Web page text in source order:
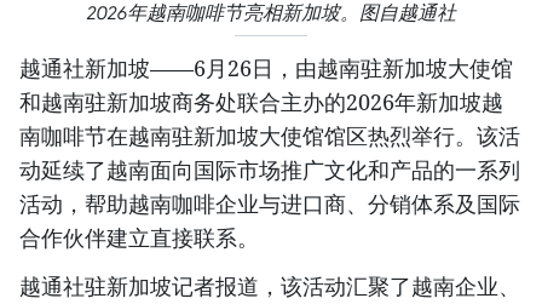
2026年越南咖啡节亮相新加坡。图自越通社
越通社新加坡——6月26日，由越南驻新加坡大使馆
和越南驻新加坡商务处联合主办的2026年新加坡越
南咖啡节在越南驻新加坡大使馆馆区热烈举行。该活
动延续了越南面向国际市场推广文化和产品的一系列
活动，帮助越南咖啡企业与进口商、分销体系及国际
合作伙伴建立直接联系。
越通社驻新加坡记者报道，该活动汇聚了越南企业、